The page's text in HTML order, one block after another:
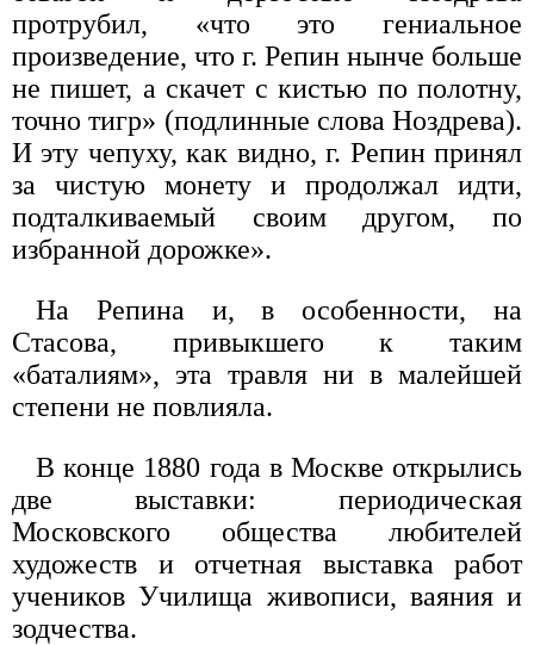
протрубил, «что это гениальное
произведение, что г. Репин нынче больше
не пишет, а скачет с кистью по полотну,
точно тигр» (подлинные слова Ноздрева).
И эту чепуху, как видно, г. Репин принял
за чистую монету и продолжал идти,
подталкиваемый своим другом, по
избранной дорожке».
На Репина и, в особенности, на
Стасова, привыкшего к таким
«баталиям», эта травля ни в малейшей
степени не повлияла.
В конце 1880 года в Москве открылись
две выставки: периодическая
Московского общества любителей
художеств и отчетная выставка работ
учеников Училища живописи, ваяния и
зодчества.